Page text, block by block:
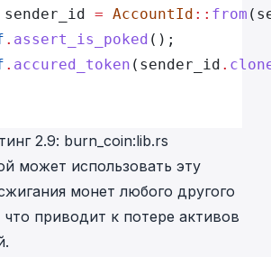
sender_id = AccountId :: from
. assert_is_poked ();
. accured_token (sender_id .
2.9: burn_coin:lib.rs
может использовать эту
монет любого другого
что приводит к потере активов